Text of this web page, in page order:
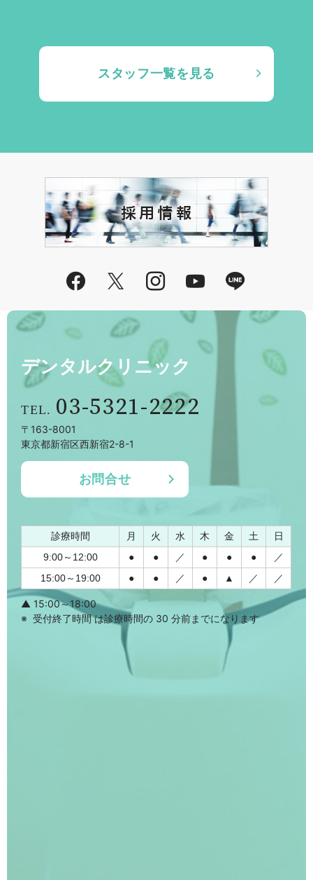
スタッフ一覧を見る
Facebook
TwitterInstagram
YouTube
デンタルクリニック
03-5321-2222
〒163-8001
東京都新宿区西新宿2-8-1
お問合せ
診療時間 月 火 水 木 金 土
日
9:00～12:00
● ● ／ ● ● ●
／
15:00～19:00
● ● ／ ● ▲ ／ ／
▲ 15:00～18:00
受付終了時間 は診療時間の 30 分前までになります